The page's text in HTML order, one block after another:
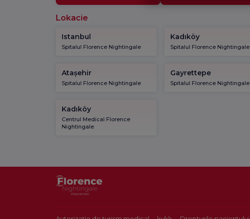
Lokacie
Istanbul
Spitalul Florence Nightingale
Kadıköy
Spitalul Florence Nightingale
Atașehir
Spitalul Florence Nightingale
Gayrettepe
Spitalul Florence Nightingale
Kadıköy
Centrul Medical Florence
Nightingale